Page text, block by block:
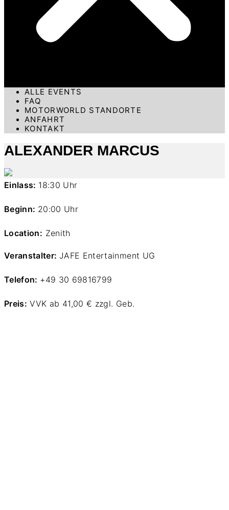
ALLE EVENTS
FAQ
MOTORWORLD STANDORTE
ANFAHRT
KONTAKT
ALEXANDER MARCUS
Einlass: 18:30 Uhr
Beginn: 20:00 Uhr
Location: Zenith
Veranstalter: JAFE Entertainment UG
Telefon: +49 30 69816799
Preis: VVK ab 41,00 € zzgl. Geb.